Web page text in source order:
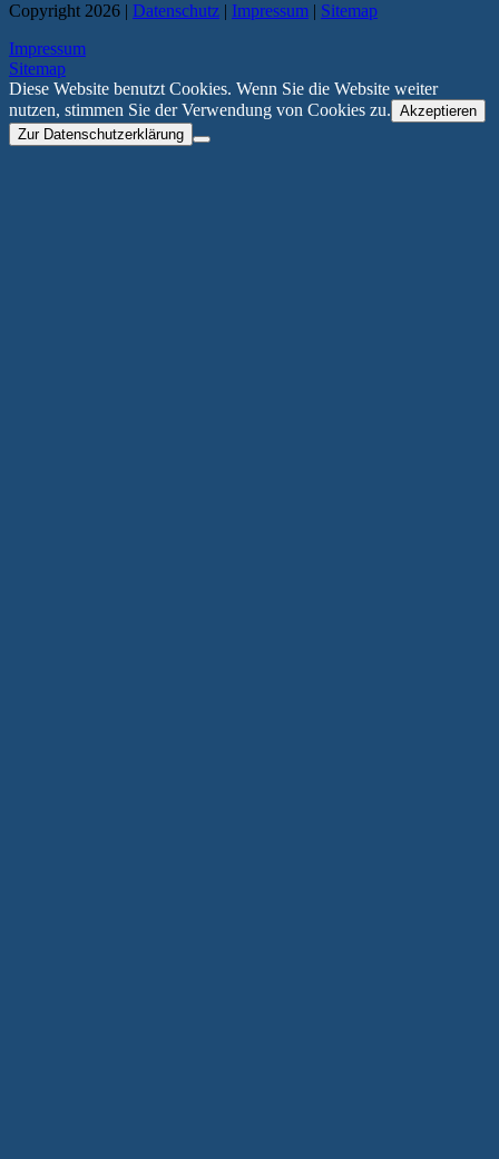
Copyright 2026 | Datenschutz | Impressum | Sitemap
Impressum
Sitemap
Diese Website benutzt Cookies. Wenn Sie die Website weiter
nutzen, stimmen Sie der Verwendung von Cookies zu. Akzeptieren
Zur Datenschutzerklärung